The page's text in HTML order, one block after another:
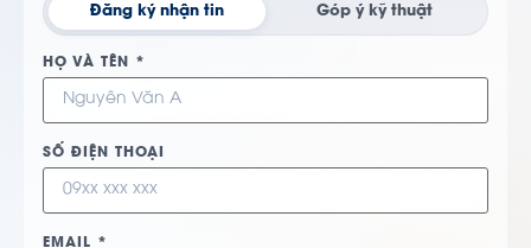
Đăng ký nhận tin Góp ý kỹ thuật
HỌ VÀ TÊN *
SỐ ĐIỆN THOẠI
EMAIL *